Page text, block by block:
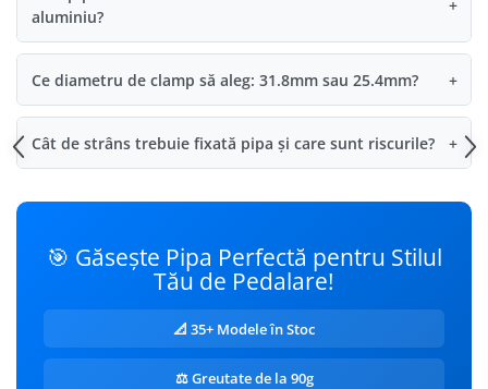
aluminiu?
+
Ce diametru de clamp să aleg: 31.8mm sau 25.4mm? +
Cât de strâns trebuie fixată pipa și care sunt riscurile? +
🎯 Găsește Pipa Perfectă pentru Stilul
Tău de Pedalare!
📐 35+ Modele în Stoc
⚖️ Greutate de la 90g